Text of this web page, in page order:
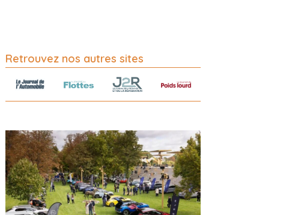
Retrouvez nos autres sites